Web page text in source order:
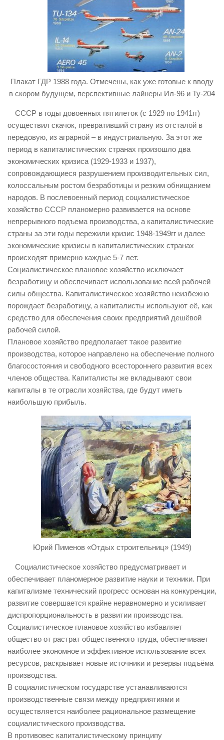
Плакат ГДР 1988 года. Отмечены, как уже готовые к вводу
в скором будущем, перспективные лайнеры Ил-96 и Ту-204
СССР в годы довоенных пятилеток (с 1929 по 1941гг)
осуществил скачок, превративший страну из отсталой в
передовую, из аграрной – в индустриальную. За этот же
период в капиталистических странах произошло два
экономических кризиса (1929-1933 и 1937),
сопровождающиеся разрушением производительных сил,
колоссальным ростом безработицы и резким обнищанием
народов. В послевоенный период социалистическое
хозяйство СССР планомерно развивается на основе
непрерывного подъема производства, а капиталистические
страны за эти годы пережили кризис 1948-1949гг и далее
экономические кризисы в капиталистических странах
происходят примерно каждые 5-7 лет.
Социалистическое плановое хозяйство исключает
безработицу и обеспечивает использование всей рабочей
силы общества. Капиталистическое хозяйство неизбежно
порождает безработицу, а капиталисты используют её, как
средство для обеспечения своих предприятий дешёвой
рабочей силой.
Плановое хозяйство предполагает такое развитие
производства, которое направлено на обеспечение полного
благосостояния и свободного всестороннего развития всех
членов общества. Капиталисты же вкладывают свои
капиталы в те отрасли хозяйства, где будут иметь
наибольшую прибыль.
Юрий Пименов «Отдых строительниц» (1949)
Социалистическое хозяйство предусматривает и
обеспечивает планомерное развитие науки и техники. При
капитализме технический прогресс основан на конкуренции,
развитие совершается крайне неравномерно и усиливает
диспропорциональность в развитии производства.
Социалистическое плановое хозяйство избавляет
общество от растрат общественного труда, обеспечивает
наиболее экономное и эффективное использование всех
ресурсов, раскрывает новые источники и резервы подъёма
производства.
В социалистическом государстве устанавливаются
производственные связи между предприятиями и
осуществляется наиболее рациональное размещение
социалистического производства.
В противовес капиталистическому принципу